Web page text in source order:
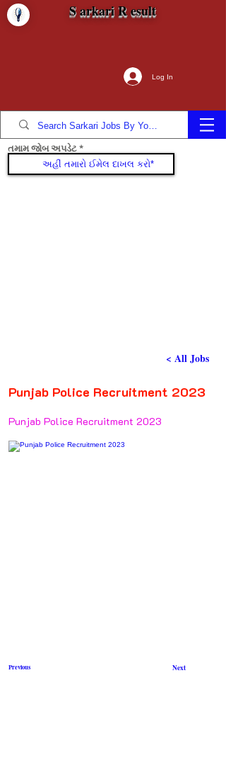
S arkari R esult
Log In
તમામ જોબ અપડેટ
< All Jobs
Punjab Police Recruitment 2023
Punjab Police Recruitment 2023
Previous Next